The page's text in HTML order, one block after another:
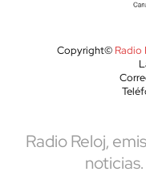
Copyright© Radio
Radio Reloj,